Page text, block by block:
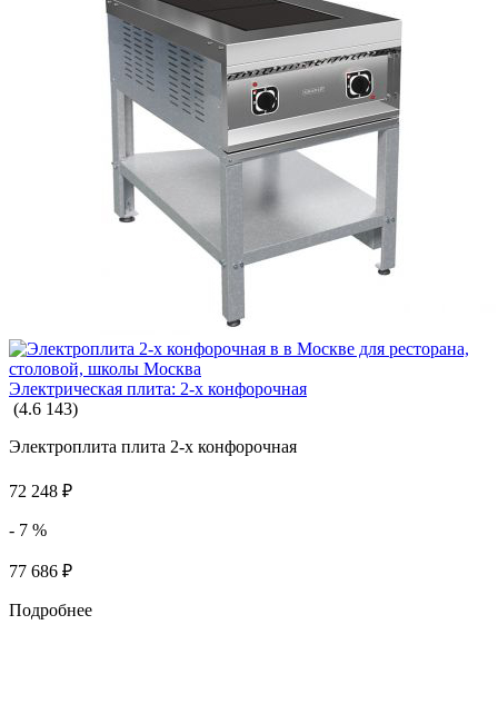
КАРТЫ И ГЛОБУСЫ
Электрическая плита: 2-х конфорочная
(4.6 143)
Электроплита плита 2-х конфорочная
72 248 ₽
- 7 %
77 686 ₽
Подробнее